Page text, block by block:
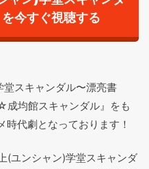
今すぐ視聴する
スキャンダル〜漂亮書
均館スキャンダル』をも
時代劇となっております！
(ユンシャン)学堂スキャンダ